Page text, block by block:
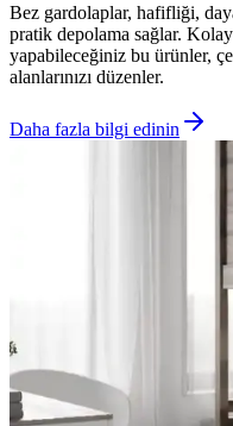
Bez gardolaplar, hafifliği,
pratik depolama sağlar.
yapabileceğiniz bu ürünler,
alanlarınızı düzenler.
Daha fazla bilgi edinin